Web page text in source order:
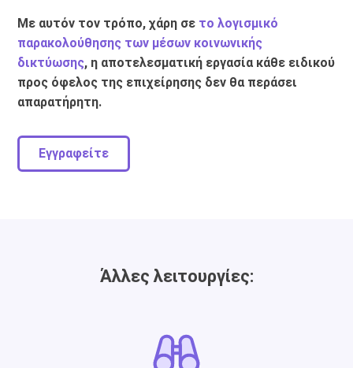
Με αυτόν τον τρόπο, χάρη σε το λογισμικό
παρακολούθησης των μέσων κοινωνικής
δικτύωσης, η αποτελεσματική εργασία κάθε ειδικού
προς όφελος της επιχείρησης δεν θα περάσει
απαρατήρητη.
Εγγραφείτε
Άλλες λειτουργίες: